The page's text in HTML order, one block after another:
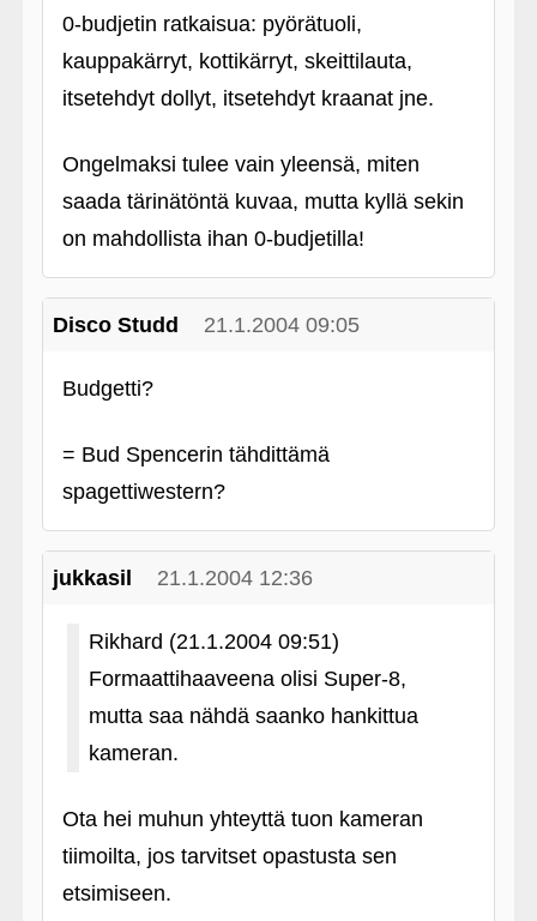
0-budjetin ratkaisua: pyörätuoli,
kauppakärryt, kottikärryt, skeittilauta,
itsetehdyt dollyt, itsetehdyt kraanat jne.
Ongelmaksi tulee vain yleensä, miten
saada tärinätöntä kuvaa, mutta kyllä sekin
on mahdollista ihan 0-budjetilla!
Disco Studd 21.1.2004 09:05
Budgetti?
= Bud Spencerin tähdittämä
spagettiwestern?
jukkasil 21.1.2004 12:36
Rikhard (21.1.2004 09:51)
Formaattihaaveena olisi Super-8,
mutta saa nähdä saanko hankittua
kameran.
Ota hei muhun yhteyttä tuon kameran
tiimoilta, jos tarvitset opastusta sen
etsimiseen.